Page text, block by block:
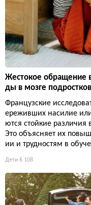
Жестокое обращение в
ды в мозге подростков
Французские
ереживших насилие
ются стойкие различия
Это объясняет их
ии и трудностям в
Дети 6 108